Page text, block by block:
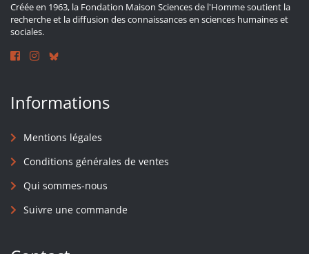
Créée en 1963, la Fondation Maison Sciences de l'Homme soutient la
recherche et la diffusion des connaissances en sciences humaines et
sociales.
Informations
Mentions légales
Conditions générales de ventes
Qui sommes-nous
Suivre une commande